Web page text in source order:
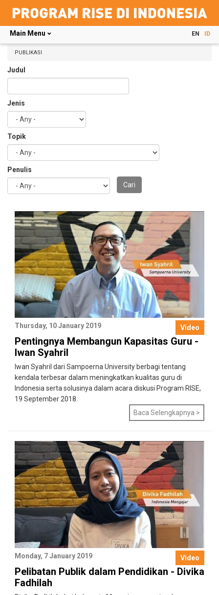
Skip
content
Main Menu EN ID
PUBLIKASI
Judul
Jenis
Topik
Penulis
Cari
Video
Thursday, 10 January 2019
Pentingnya Membangun Kapasitas Guru -
Iwan Syahril
Iwan Syahril dari Sampoerna University berbagi tentang
kendala terbesar dalam meningkatkan kualitas guru di
Indonesia serta solusinya dalam acara diskusi Program RISE,
19 September 2018.
Baca Selengkapnya >
Video
Monday, 7 January 2019
Pelibatan Publik dalam Pendidikan - Divika
Fadhilah